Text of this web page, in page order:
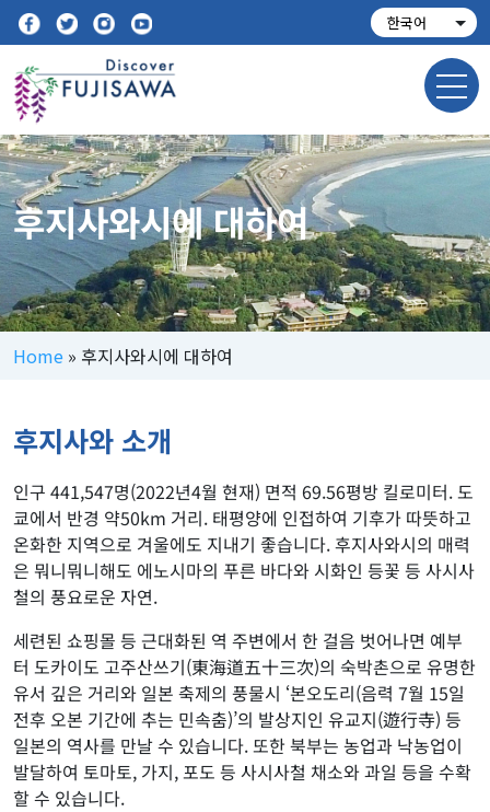
후지사와시에 대하여
Home » 후지사와시에 대하여
후지사와 소개
인구 441,547명(2022년4월 현재) 면적 69.56평방 킬로미터. 도
쿄에서 반경 약50km 거리. 태평양에 인접하여 기후가 따뜻하고
온화한 지역으로 겨울에도 지내기 좋습니다. 후지사와시의 매력
은 뭐니뭐니해도 에노시마의 푸른 바다와 시화인 등꽃 등 사시사
철의 풍요로운 자연.
세련된 쇼핑몰 등 근대화된 역 주변에서 한 걸음 벗어나면 예부
터 도카이도 고주산쓰기(東海道五十三次)의 숙박촌으로 유명한
유서 깊은 거리와 일본 축제의 풍물시 ‘본오도리(음력 7월 15일
전후 오본 기간에 추는 민속춤)’의 발상지인 유교지(遊行寺) 등
일본의 역사를 만날 수 있습니다. 또한 북부는 농업과 낙농업이
발달하여 토마토, 가지, 포도 등 사시사철 채소와 과일 등을 수확
할 수 있습니다.